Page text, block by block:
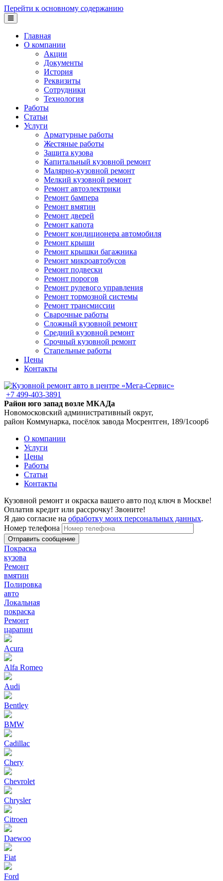
Перейти к основному содержанию
Главная
О компании
Акции
Документы
История
Реквизиты
Сотрудники
Технология
Работы
Статьи
Услуги
Арматурные работы
Жестяные работы
Защита кузова
Капитальный кузовной ремонт
Малярно-кузовной ремонт
Мелкий кузовной ремонт
Ремонт автоэлектрики
Ремонт бампера
Ремонт вмятин
Ремонт дверей
Ремонт капота
Ремонт кондиционера автомобиля
Ремонт крыши
Ремонт крышки багажника
Ремонт микроавтобусов
Ремонт подвески
Ремонт порогов
Ремонт рулевого управления
Ремонт тормозной системы
Ремонт трансмиссии
Сварочные работы
Сложный кузовной ремонт
Средний кузовной ремонт
Срочный кузовной ремонт
Стапельные работы
Цены
Контакты
+7 499-403-3891
Район юго запад возле МКАДа
Новомосковский административный округ,
район Коммунарка, посёлок завода Мосрентген, 189/1соор6
О компании
Услуги
Цены
Работы
Статьи
Контакты
Кузовной ремонт и окраска вашего авто под ключ в Москве!
Оплатив кредит или рассрочку! Звоните!
Я даю согласие на обработку моих персональных данных.
Номер телефона
Покраска
кузова
Ремонт
вмятин
Полировка
авто
Локальная
покраска
Ремонт
царапин
Acura
Alfa Romeo
Audi
Bentley
BMW
Cadillac
Chery
Chevrolet
Chrysler
Citroen
Daewoo
Fiat
Ford